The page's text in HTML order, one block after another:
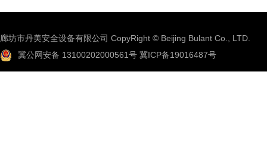
廊坊市丹美安全设备有限公司 CopyRight © Beijing Bulant Co., LTD.
冀公网安备 13100202000561号 冀ICP备19016487号